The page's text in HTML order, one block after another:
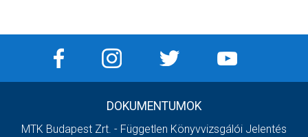
DOKUMENTUMOK
MTK Budapest Zrt. - Független Könyvvizsgálói Jelentés